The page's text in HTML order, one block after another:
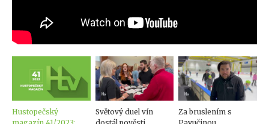
Hustopečský
Světový duel vín
Za bruslením s